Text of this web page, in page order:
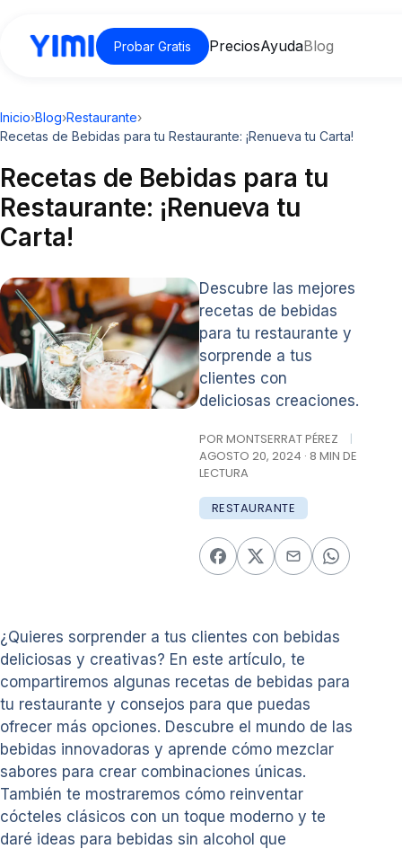
Probar Gratis PreciosAyudaBlog
Inicio›Blog›Restaurante›
Recetas de Bebidas para tu Restaurante: ¡Renueva tu Carta!
Recetas de Bebidas para tu
Restaurante: ¡Renueva tu
Carta!
Descubre las mejores
recetas de bebidas
para tu restaurante y
sorprende a tus
clientes con
deliciosas creaciones.
POR MONTSERRAT PÉREZ
|
AGOSTO 20, 2024 · 8 MIN DE
LECTURA
RESTAURANTE
¿Quieres sorprender a tus clientes con bebidas
deliciosas y creativas? En este artículo, te
compartiremos algunas recetas de bebidas para
tu restaurante y consejos para que puedas
ofrecer más opciones. Descubre el mundo de las
bebidas innovadoras y aprende cómo mezclar
sabores para crear combinaciones únicas.
También te mostraremos cómo reinventar
cócteles clásicos con un toque moderno y te
daré ideas para bebidas sin alcohol que